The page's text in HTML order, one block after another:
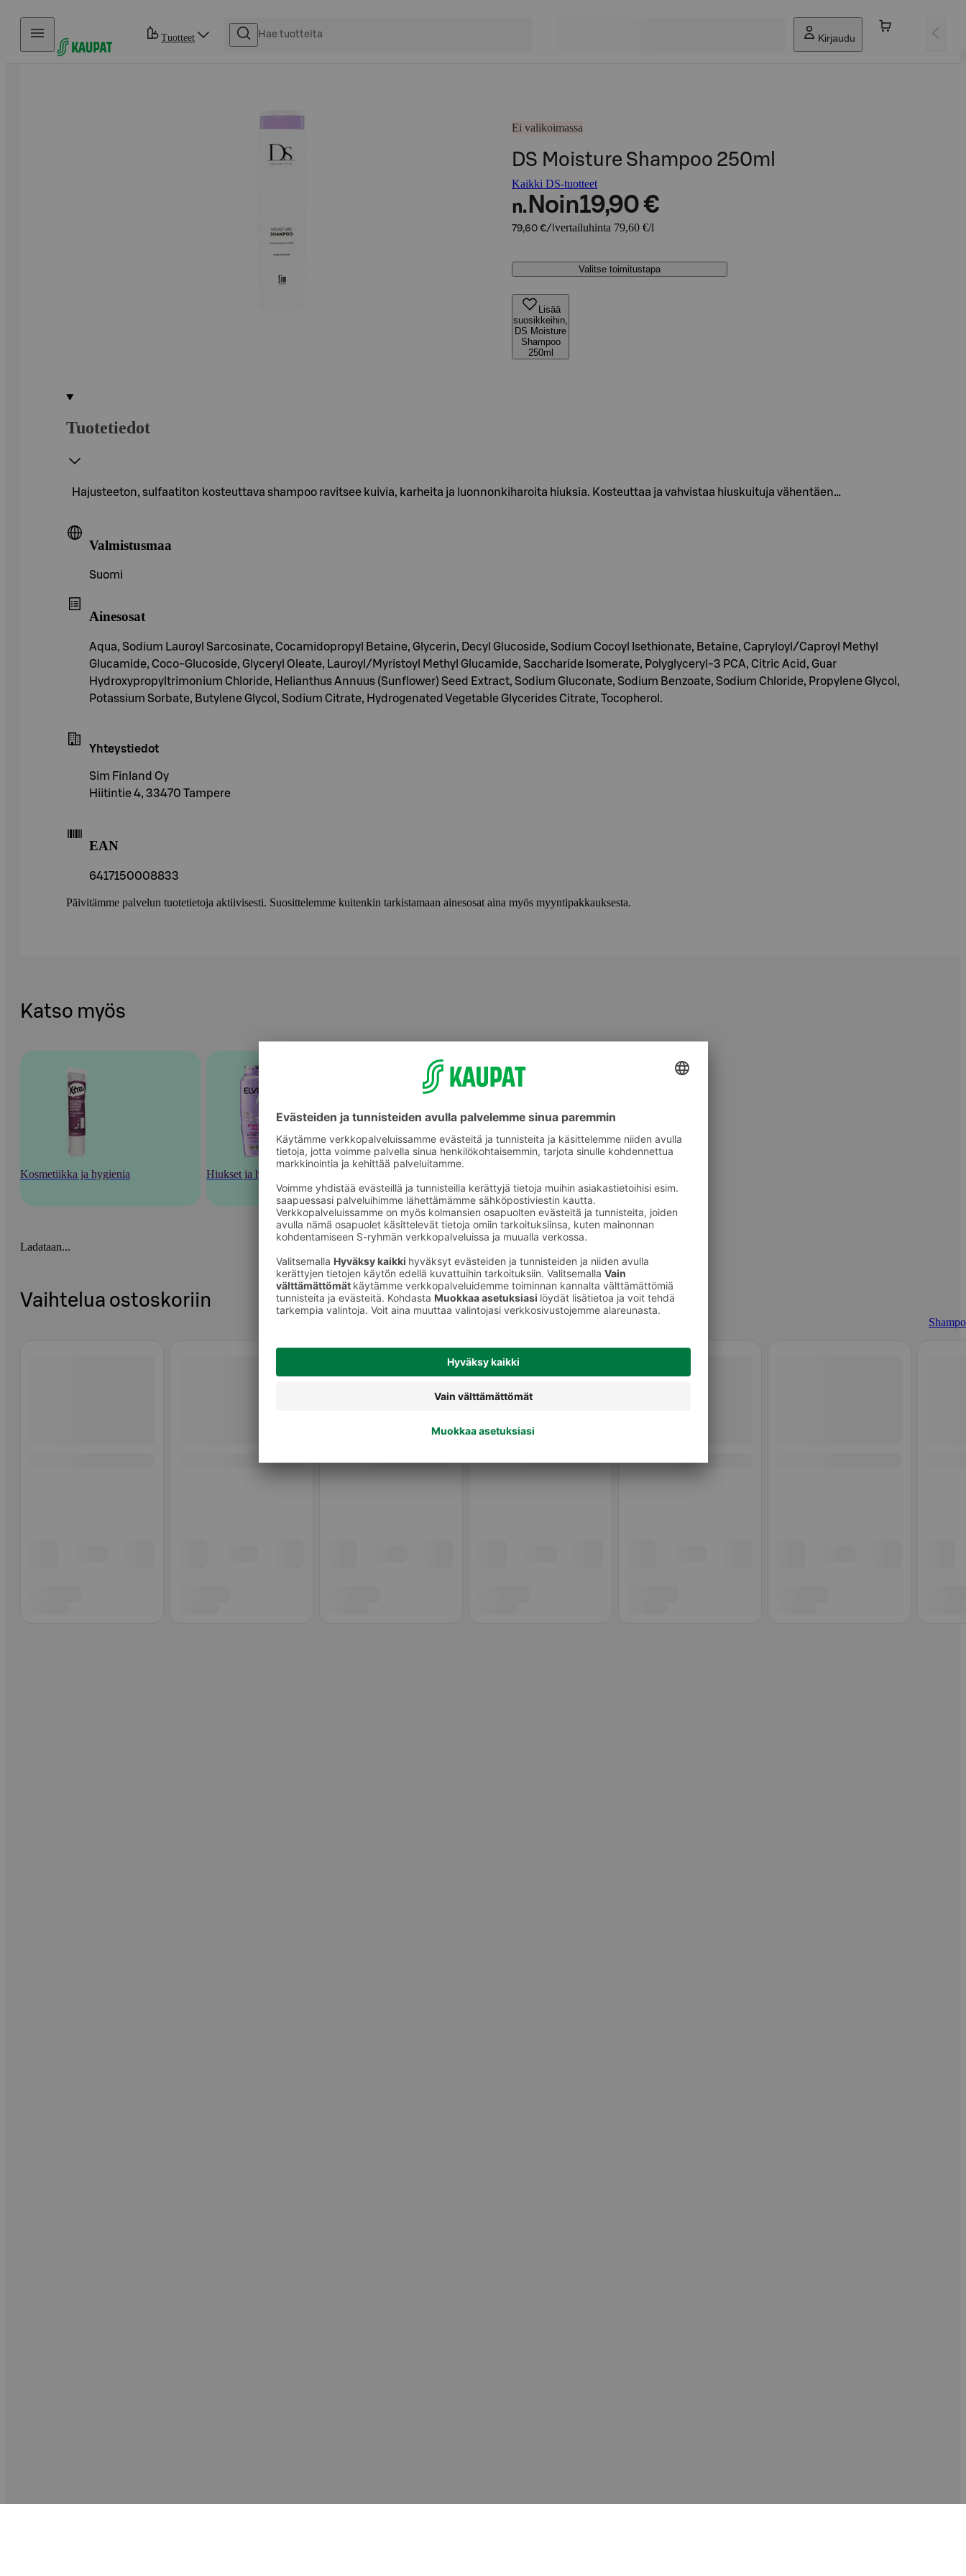
Hyppää sisältöön
Tuotteet Kirjaudu
Ei valikoimassa
DS Moisture Shampoo 250ml
Kaikki DS-tuotteet
n. Noin19,90 €
79,60 €/l vertailuhinta 79,60 €/l
Valitse toimitustapa
Lisää
suosikkeihin,
DS Moisture
Shampoo
250ml
Tuotetiedot
Hajusteeton, sulfaatiton kosteuttava shampoo ravitsee kuivia, karheita ja luonnonkiharoita hiuksia. Kosteuttaa ja vahvistaa hiuskuituja vähentäen…
Valmistusmaa
Suomi
Ainesosat
Aqua, Sodium Lauroyl Sarcosinate, Cocamidopropyl Betaine, Glycerin, Decyl Glucoside, Sodium Cocoyl Isethionate, Betaine, Capryloyl/Caproyl Methyl
Glucamide, Coco-Glucoside, Glyceryl Oleate, Lauroyl/Myristoyl Methyl Glucamide, Saccharide Isomerate, Polyglyceryl-3 PCA, Citric Acid, Guar
Hydroxypropyltrimonium Chloride, Helianthus Annuus (Sunflower) Seed Extract, Sodium Gluconate, Sodium Benzoate, Sodium Chloride, Propylene Glycol,
Potassium Sorbate, Butylene Glycol, Sodium Citrate, Hydrogenated Vegetable Glycerides Citrate, Tocopherol.
Yhteystiedot
Sim Finland Oy
Hiitintie 4, 33470 Tampere
EAN
6417150008833
Päivitämme palvelun tuotetietoja aktiivisesti. Suosittelemme kuitenkin tarkistamaan ainesosat aina myös myyntipakkauksesta.
Katso myös
Kosmetiikka ja hygienia Hiukset ja hiustenhoito
Ladataan...
Vaihtelua ostoskoriin